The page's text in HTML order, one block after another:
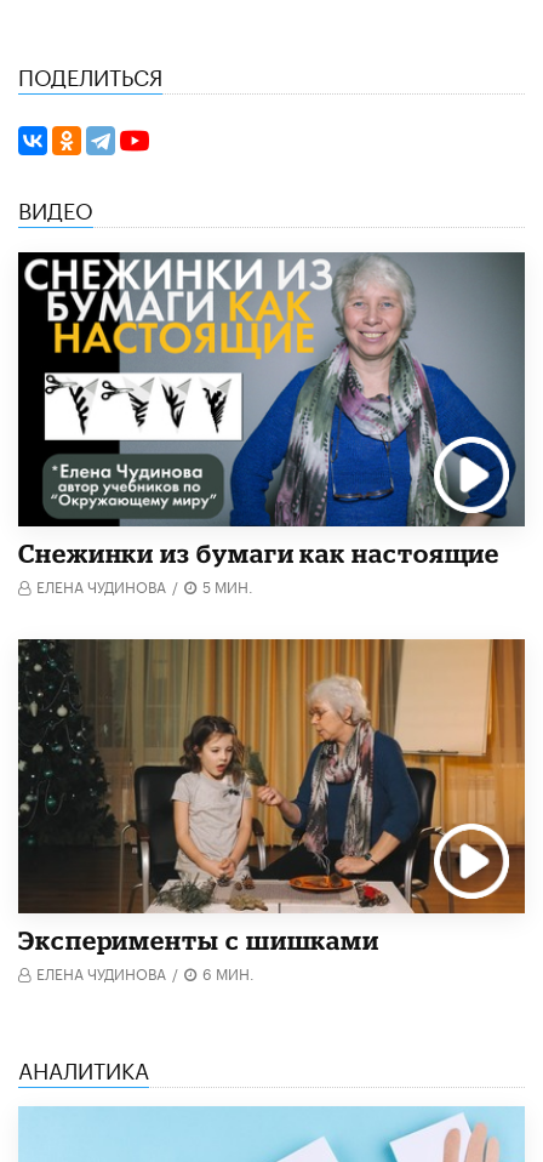
ПОДЕЛИТЬСЯ
ВИДЕО
Снежинки из бумаги как настоящие
ЕЛЕНА ЧУДИНОВА / 5 МИН.
Эксперименты с шишками
ЕЛЕНА ЧУДИНОВА / 6 МИН.
АНАЛИТИКА